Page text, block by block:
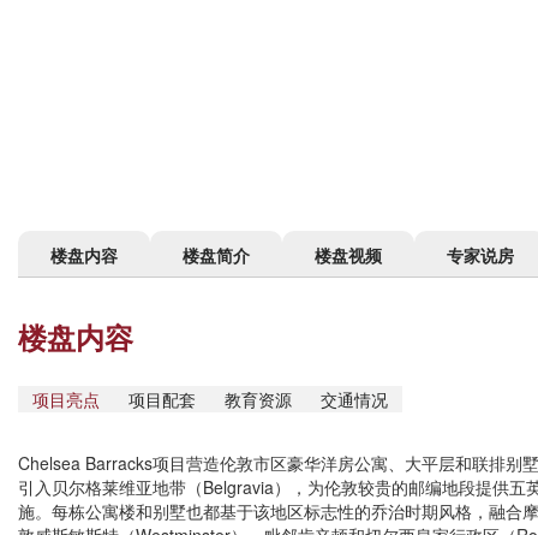
楼盘内容 楼盘简介 楼盘视频 专家说房
楼盘内容
项目亮点 项目配套 教育资源 交通情况
Chelsea Barracks项目营造伦敦市区豪华洋房公寓、大平层和联排别
引入贝尔格莱维亚地带（Belgravia），为伦敦较贵的邮编地段提供五
施。每栋公寓楼和别墅也都基于该地区标志性的乔治时期风格，融合